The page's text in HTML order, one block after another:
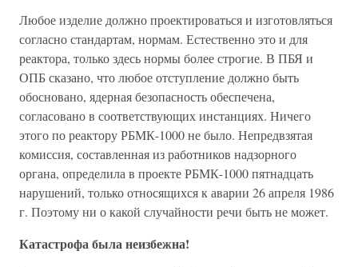
Любое изделие должно проектироваться и изготовляться
согласно стандартам, нормам. Естественно это и для
реактора, только здесь нормы более строгие. В ПБЯ и
ОПБ сказано, что любое отступление должно быть
обосновано, ядерная безопасность обеспечена,
согласовано в соответствующих инстанциях. Ничего
этого по реактору РБМК-1000 не было. Непредвзятая
комиссия, составленная из работников надзорного
органа, определила в проекте РБМК-1000 пятнадцать
нарушений, только относящихся к аварии 26 апреля 1986
г. Поэтому ни о какой случайности речи быть не может.
Катастрофа была неизбежна!